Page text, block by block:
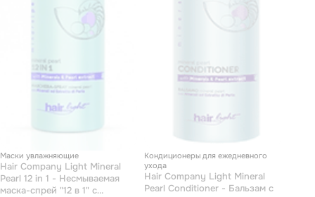
Маски увлажняющие
Hair Company Light Mineral
Pearl 12 in 1 - Несмываемая
маска-спрей "12 в 1" с
Кондиционеры для ежедневного
ухода
Hair Company Light Mineral
Pearl Conditioner - Бальзам с